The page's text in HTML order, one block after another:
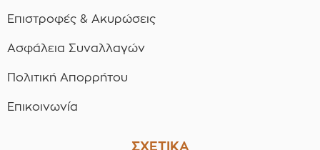
Επιστροφές & Ακυρώσεις
Ασφάλεια Συναλλαγών
Πολιτική Απορρήτου
Επικοινωνία
ΣΧΕΤΙΚΑ